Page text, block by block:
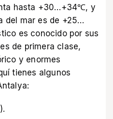
hasta +30…+34℃, y
del mar es de +25…
es conocido por sus
de primera clase,
y enormes
tienes algunos